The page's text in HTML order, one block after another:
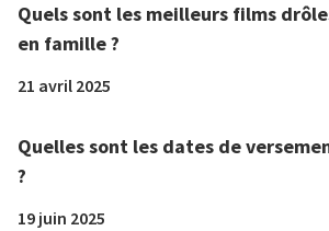
Quels sont les meilleurs films
en famille ?
21 avril 2025
Quelles sont les dates de
?
19 juin 2025